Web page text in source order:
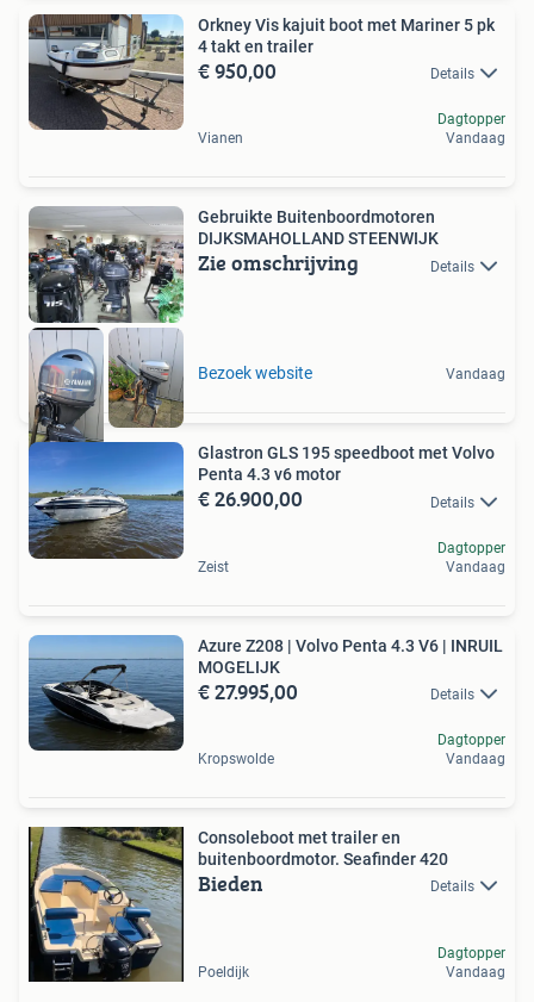
Orkney Vis kajuit boot met Mariner 5 pk
4 takt en trailer
€ 950,00 Details
Vianen
Dagtopper
Vandaag
Gebruikte Buitenboordmotoren
DIJKSMAHOLLAND STEENWIJK
Zie omschrijving Details
Bezoek website Vandaag
Glastron GLS 195 speedboot met Volvo
Penta 4.3 v6 motor
€ 26.900,00 Details
Zeist
Dagtopper
Vandaag
Azure Z208 | Volvo Penta 4.3 V6 | INRUIL
MOGELIJK
€ 27.995,00 Details
Kropswolde
Dagtopper
Vandaag
Consoleboot met trailer en
buitenboordmotor. Seafinder 420
Bieden Details
Poeldijk
Dagtopper
Vandaag